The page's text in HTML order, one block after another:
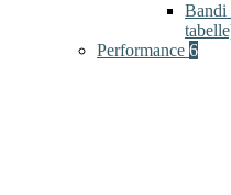
Bandi
Performance 6